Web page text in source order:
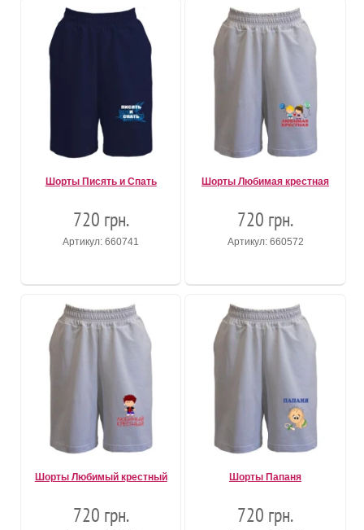
Шорты Писять и Спать
720 грн.
Артикул: 660741
Шорты Любимая крестная
720 грн.
Артикул: 660572
Шорты Любимый крестный
720 грн.
Шорты Папаня
720 грн.